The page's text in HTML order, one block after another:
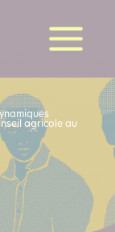
agricole au